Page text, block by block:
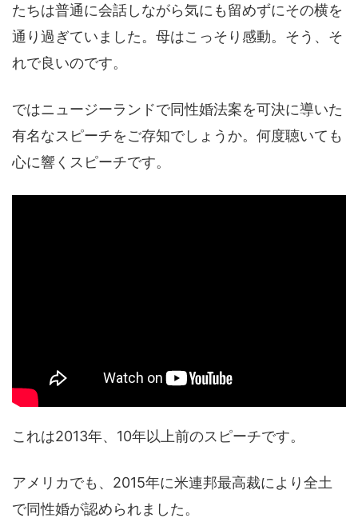
たちは普通に会話しながら気にも留めずにその横を
通り過ぎていました。母はこっそり感動。そう、そ
れで良いのです。
ではニュージーランドで同性婚法案を可決に導いた
有名なスピーチをご存知でしょうか。何度聴いても
心に響くスピーチです。
これは2013年、10年以上前のスピーチです。
アメリカでも、2015年に米連邦最高裁により全土
で同性婚が認められました。